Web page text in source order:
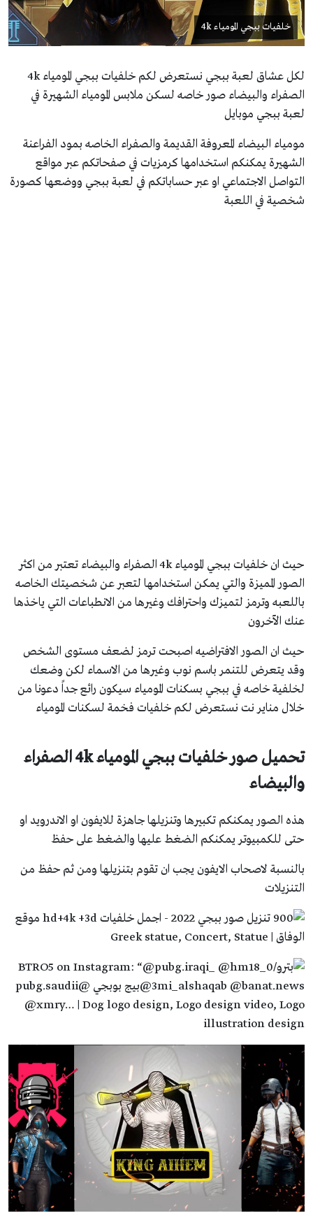
خلفيات ببجي المومياء 4k
لكل عشاق لعبة ببجي نستعرض لكم خلفيات ببجي المومياء 4k
الصفراء والبيضاء صور خاصه لسكن ملابس المومياء الشهيرة في
لعبة ببجي موبايل
مومياء البيضاء المعروفة القديمة والصفراء الخاصه بمود الفراعنة
الشهيرة يمكنكم استخدامها كرمزيات في صفحاتكم عبر مواقع
التواصل الاجتماعي او عبر حساباتكم في لعبة ببجي ووضعها كصورة
شخصية في اللعبة
حيث ان خلفيات ببجي المومياء 4k الصفراء والبيضاء تعتبر من اكثر
الصور المميزة والتي يمكن استخدامها لتعبر عن شخصيتك الخاصه
باللعبه وترمز لتميزك واحترافك وغيرها من الانطباعات التي ياخذها
عنك الآخرون
حيث ان الصور الافتراضيه اصبحت ترمز لضعف مستوى الشخص
وقد يتعرض للتنمر باسم نوب وغيرها من الاسماء لكن وضعك
لخلفية خاصه في ببجي بسكنات المومياء سيكون رائع جداً دعونا من
خلال مناير نت نستعرض لكم خلفيات فخمة لسكنات المومياء
تحميل صور خلفيات ببجي المومياء 4k الصفراء
والبيضاء
هذه الصور يمكنكم تكبيرها وتنزيلها جاهزة للايفون او الاندرويد او
حتى للكمبيوتر يمكنكم الضغط عليها والضغط على حفظ
بالنسبة لاصحاب الايفون يجب ان تقوم بتنزيلها ومن ثم حفظ من
التنزيلات